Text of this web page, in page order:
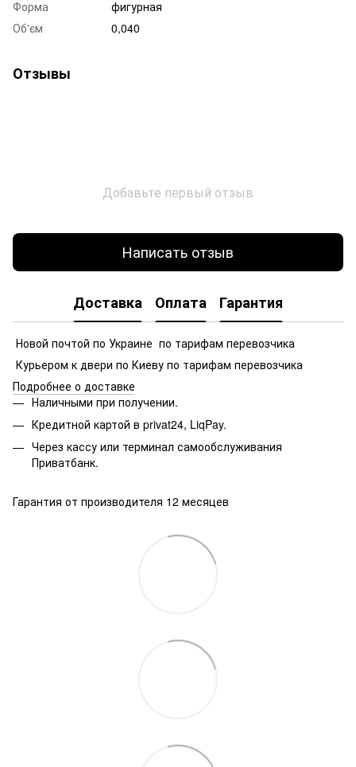
Форма
фигурная
Об'єм
0,040
Отзывы
Добавьте первый отзыв
Написать отзыв
Доставка Оплата Гарантия
Новой почтой по Украине по тарифам перевозчика
Курьером к двери по Киеву по тарифам перевозчика
Подробнее о доставке
Наличными при получении.
Кредитной картой в privat24, LiqPay.
Через кассу или терминал самообслуживания
Приватбанк.
Гарантия от производителя 12 месяцев